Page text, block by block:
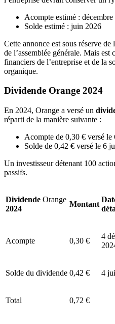
Acompte estimé :
Solde estimé : juin 2026
Cette annonce est sous réserve de
de l’assemblée générale. Mais est
financiers de l’entreprise et de la
organique.
Dividende Orange 2024
En 2024, Orange a versé un
réparti de la manière suivante :
Acompte de 0,30 € versé le
Solde de 0,42 € versé le 6
Un investisseur détenant 100
passifs.
Dividende Orange
2024
Montant
Acompte 0,30 €
4
Solde du dividende 0,42 € 4
Total 0,72 €